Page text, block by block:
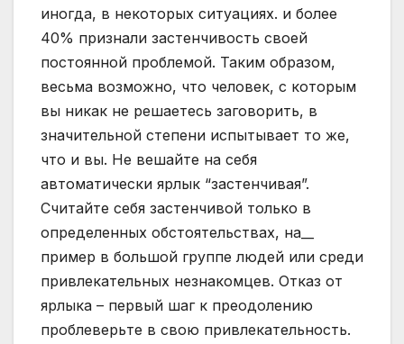
иногда, в некоторых ситуациях. и более
40% признали застенчивость своей
постоянной проблемой. Таким образом,
весьма возможно, что человек, с которым
вы никак не решаетесь заговорить, в
значительной степени испытывает то же,
что и вы. Не вешайте на себя
автоматически ярлык “застенчивая”.
Считайте себя застенчивой только в
определенных обстоятельствах, на__
пример в большой группе людей или среди
привлекательных незнакомцев. Отказ от
ярлыка – первый шаг к преодолению
проблеверьте в свою привлекательность.